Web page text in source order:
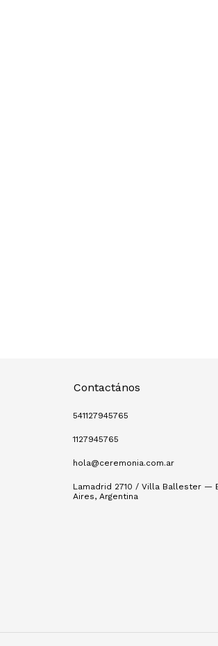
Contactános
541127945765
1127945765
hola@ceremonia.com.ar
Lamadrid 2710 / Villa Ballester —
Aires, Argentina